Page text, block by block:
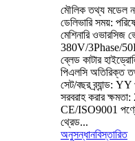
মৌলিক তথ্য মডেল
ডেলিভারি সময়:
মেশিনারি ওভারসিজ
380V/3Phase/
ব্লেড কাটার
পিএলসি অতিরিক্ত
সেট/বছর ব্র্যান্ড:
সরবরাহ করার ক্ষমতা:
CE/ISO9001
থ্রেড...
অনুসন্ধানবিস্তারিত